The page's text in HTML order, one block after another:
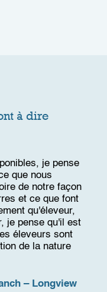
à dire
je pense
que nous
de notre façon
et ce que font
qu'éleveur,
je pense qu'il est
éleveurs sont
de la nature
– Longview